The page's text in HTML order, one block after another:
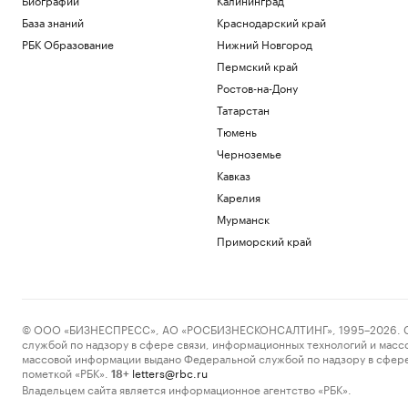
База знаний
РБК Образование
Краснодарский край
Нижний Новгород
Пермский край
Ростов-на-Дону
Татарстан
Тюмень
Черноземье
Кавказ
Карелия
Мурманск
Приморский край
© ООО «БИЗНЕСПРЕСС», АО «РОСБИЗНЕСКОНСАЛТИНГ», 1995–2026.
службой по надзору в сфере связи, информационных технологий и
массовой информации выдано Федеральной службой по надзору в
пометкой «РБК».
18+ letters@rbc.ru
Владельцем сайта является информационное агентство «РБК».